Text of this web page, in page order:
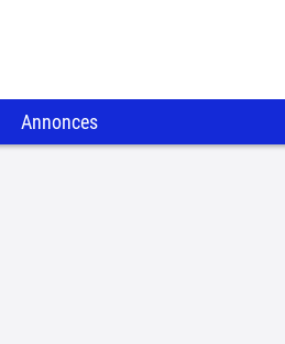
Annonces